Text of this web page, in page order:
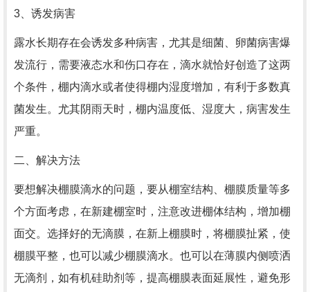
3、诱发病害
露水长期存在会诱发多种病害，尤其是细菌、卵菌病害爆
发流行，需要液态水和伤口存在，滴水就恰好创造了这两
个条件，棚内滴水或者使得棚内湿度增加，有利于多数真
菌发生。尤其阴雨天时，棚内温度低、湿度大，病害发生
严重。
二、解决方法
要想解决棚膜滴水的问题，要从棚室结构、棚膜质量等多
个方面考虑，在新建棚室时，注意改进棚体结构，增加棚
面交。选择好的无滴膜，在新上棚膜时，将棚膜扯紧，使
棚膜平整，也可以减少棚膜滴水。也可以在薄膜内侧喷洒
无滴剂，如有机硅助剂等，提高棚膜表面延展性，避免形